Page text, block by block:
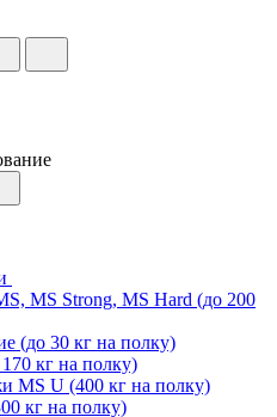
MS Strong, MS Hard (до 200
(до 30 кг на полку)
кг на полку)
MS U (400 кг на полку)
кг на полку)